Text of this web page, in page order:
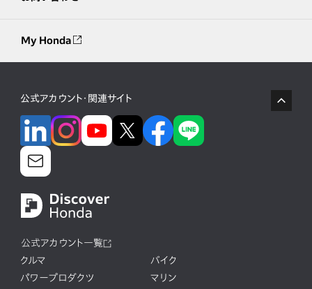
My Honda
公式アカウント・関連サイト
公式アカウント一覧
クルマ
バイク
パワープロダクツ
マリン